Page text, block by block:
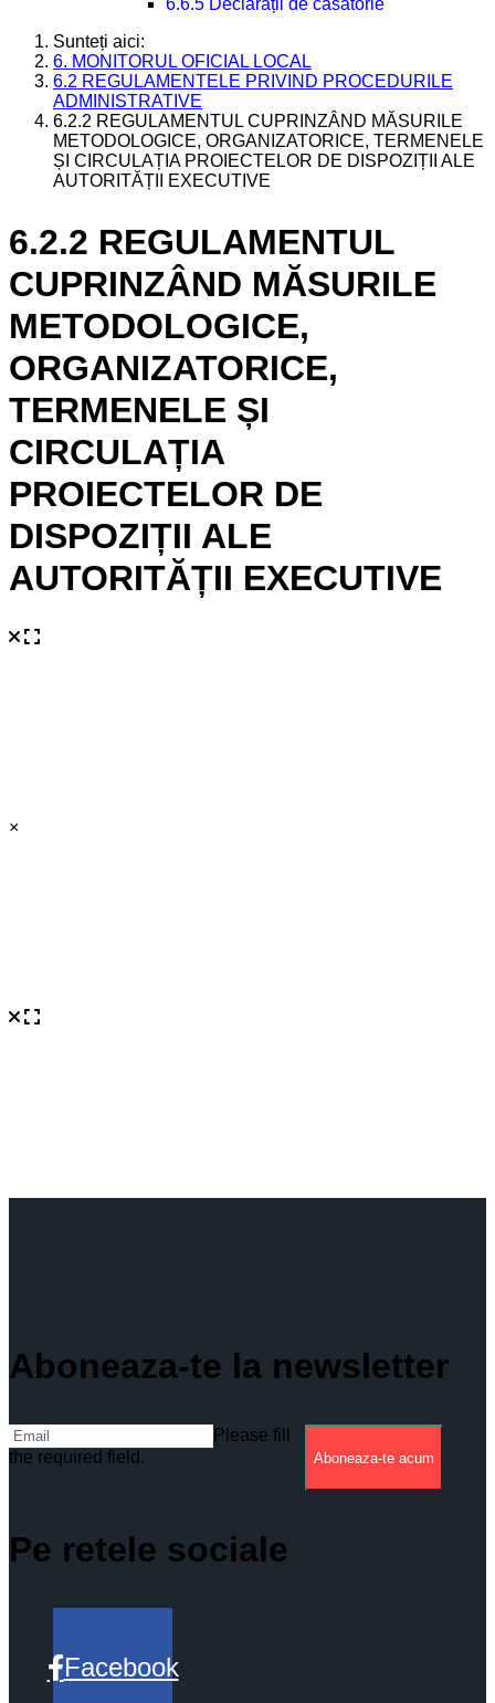
6.6.5 Declarații de căsătorie
Sunteți aici:
6. MONITORUL OFICIAL LOCAL
6.2 REGULAMENTELE PRIVIND PROCEDURILE
ADMINISTRATIVE
6.2.2 REGULAMENTUL CUPRINZÂND MĂSURILE
METODOLOGICE, ORGANIZATORICE, TERMENELE
ȘI CIRCULAȚIA PROIECTELOR DE DISPOZIȚII ALE
AUTORITĂȚII EXECUTIVE
6.2.2 REGULAMENTUL
CUPRINZÂND MĂSURILE
METODOLOGICE,
ORGANIZATORICE,
TERMENELE ȘI
CIRCULAȚIA
PROIECTELOR DE
DISPOZIȚII ALE
AUTORITĂȚII EXECUTIVE
×
Aboneaza-te la newsletter
Please fill
the required field.
Aboneaza-te acum
Pe retele sociale
Facebook